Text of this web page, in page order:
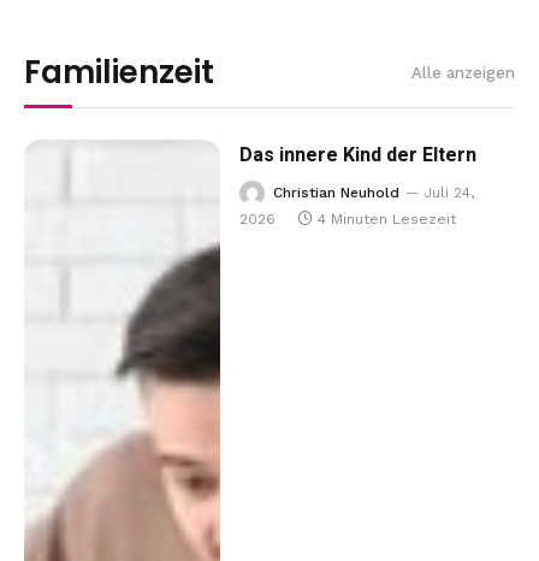
Familienzeit Alle anzeigen
Das innere Kind der Eltern
Christian Neuhold
Juli 24,
2026
4 Minuten Lesezeit